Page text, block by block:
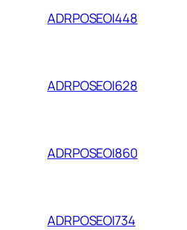
ADRPOSEOI448
ADRPOSEOI628
ADRPOSEOI860
ADRPOSEOI734